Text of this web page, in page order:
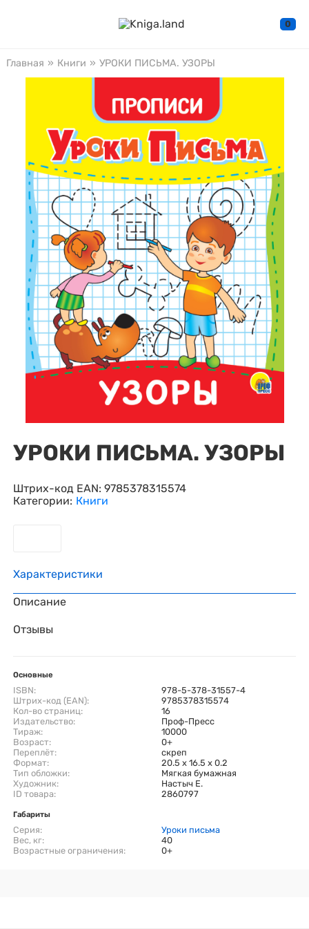
0
Главная » Книги » УРОКИ ПИСЬМА. УЗОРЫ
УРОКИ ПИСЬМА. УЗОРЫ
Штрих-код EAN: 9785378315574
Категории: Книги
Характеристики
Описание
Отзывы
Основные
ISBN:
978-5-378-31557-4
Штрих-код (EAN):
9785378315574
Кол-во страниц:
16
Издательство:
Проф-Пресс
Тираж:
10000
Возраст:
0+
Переплёт:
скреп
Формат:
20.5 x 16.5 x 0.2
Тип обложки:
Мягкая бумажная
Художник:
Настыч Е.
ID товара:
2860797
Габариты
Серия:
Уроки письма
Вес, кг:
40
Возрастные ограничения:
0+